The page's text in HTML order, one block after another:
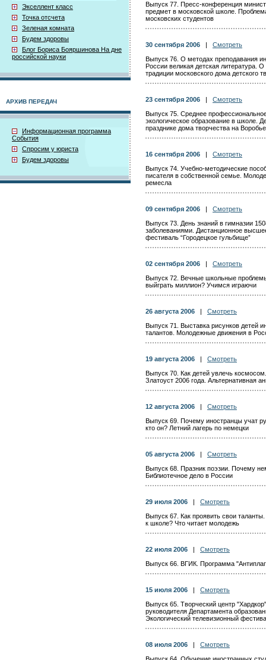
Экселлент класс
Точка отсчета
Зеленая комната
Будем здоровы
Блог Бориса Бояршинова На дне
российской науки
АРХИВ ПЕРЕДАЧ
Информационная программа
События
Спросим у юриста
Будем здоровы
Выпуск 77. Пресс-конференция
предмет в московской школе.
московских студентов
30 сентября 2006
Смотреть
Выпуск 76. О методах преподавания
России великая детская литература.
традиции московского дома детского
23 сентября 2006
Смотреть
Выпуск 75. Среднее
экологическое образование в школе.
празднике дома творчества на
16 сентября 2006
Смотреть
Выпуск 74. Учебно-методические
писателя в собственной семье.
ремесла
09 сентября 2006
Смотреть
Выпуск 73. День знаний в гимназии
заболеваниями. Дистанционное
фестиваль “Городецкое гульбище”
02 сентября 2006
Смотреть
Выпуск 72. Вечные школьные
выйграть миллион? Учимся играючи
26 августа 2006
Смотреть
Выпуск 71. Выставка рисунков детей
талантов. Молодежные движения в
19 августа 2006
Смотреть
Выпуск 70. Как детей увлечь
Златоуст 2006 года. Альтернативная
12 августа 2006
Смотреть
Выпуск 69. Почему иностранцы учат
кто он? Летний лагерь по немецки
05 августа 2006
Смотреть
Выпуск 68. Празник поэзии. Почему
Библиотечное дело в России
29 июля 2006
Смотреть
Выпуск 67. Как проявить свои
к школе? Что читает молодежь
22 июля 2006
Смотреть
Выпуск 66. ВГИК. Программа
15 июля 2006
Смотреть
Выпуск 65. Творческий центр
руководителя Департамента
Экологический телевизионный
08 июля 2006
Смотреть